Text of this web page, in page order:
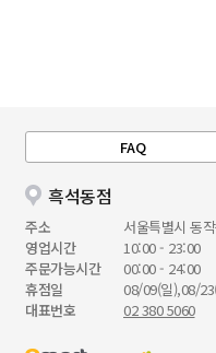
FAQ
흑석동점
주소
서울특별시 동
영업시간
10:00 - 23:00
주문가능시간
00:00 - 24:00
휴점일
08/09(일),08/
대표번호
02 380 5060